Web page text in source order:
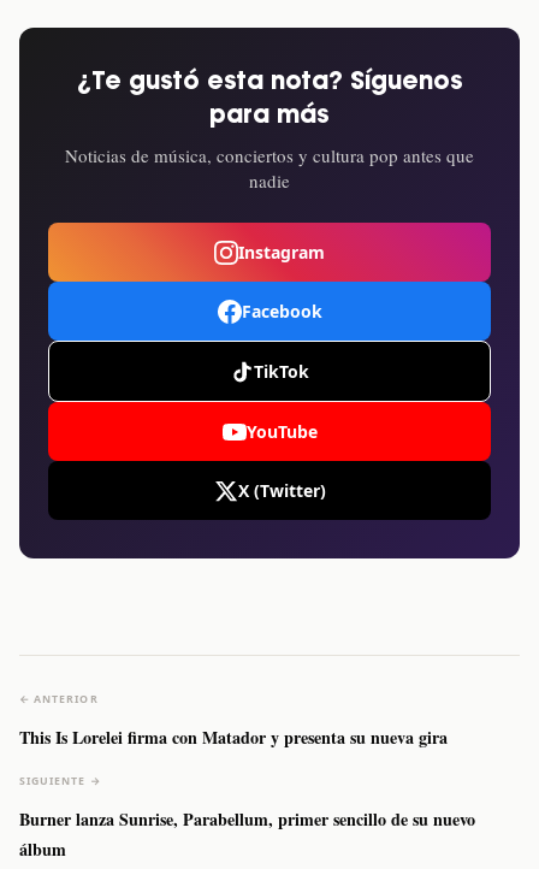
¿Te gustó esta nota? Síguenos
para más
Noticias de música, conciertos y cultura pop antes que
nadie
Instagram
Facebook
TikTok
YouTube
X (Twitter)
← ANTERIOR
This Is Lorelei firma con Matador y presenta su nueva gira
SIGUIENTE →
Burner lanza Sunrise, Parabellum, primer sencillo de su nuevo
álbum